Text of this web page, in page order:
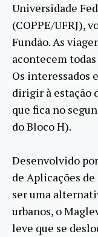
Universidade
(COPPE/UFRJ),
Fundão. As
acontecem
Os interessados
dirigir à estação
que fica no
do Bloco H).
Desenvolvido
de Aplicações
ser uma
urbanos, o
leve que se